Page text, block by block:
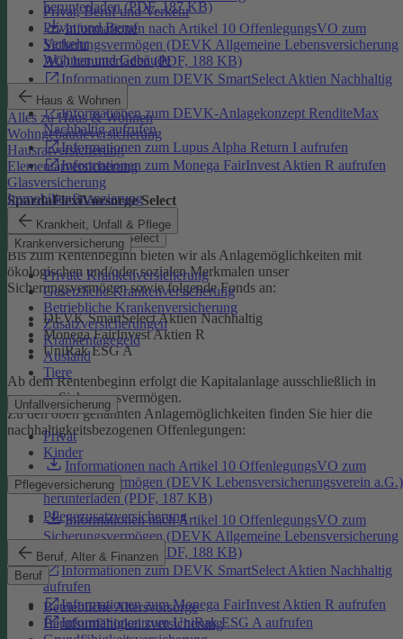
Privat, Beruf und Verkehr
Privat und Beruf
Verkehr
Wohnen und Gebäude
Haus & Wohnen
Alles zu Haus & Wohnen
Wohngebäudeversicherung
Hausratversicherung
Elementarversicherung
Glasversicherung
Immobilienfinanzierung
Krankheit, Unfall & Pflege
Krankenversicherung
Private Krankenversicherung
Gesetzliche Krankenversicherung
Betriebliche Krankenversicherung
Zusatzversicherungen
Krankentagegeld
Ausland
Tiere
Unfallversicherung
Privat
Kinder
Pflegeversicherung
Pflegezusatzversicherung
Beruf, Alter & Finanzen
Beruf
Betriebliche Altersvorsorge
Berufsunfähigkeitsversicherung
herunterladen (PDF, 187 KB)
Informationen nach Artikel 10 OffenlegungsVO zum
Sicherungsvermögen (DEVK Allgemeine Lebensversicherung
AG) herunterladen (PDF, 188 KB)
Informationen zum DEVK SmartSelect Aktien Nachhaltig
aufrufen
Informationen zum DEVK-Anlagekonzept RenditeMax
Nachhaltig aufrufen
Informationen zum Lupus Alpha Return I aufrufen
Informationen zum Monega FairInvest Aktien R aufrufen
SpardaFlexiVorsorge Select
SpardaFlexiVorsorge Select
Bis zum Rentenbeginn bieten wir als Anlagemöglichkeiten mit
ökologischen und/oder sozialen Merkmalen unser
Sicherungsvermögen sowie folgende Fonds an:
DEVK SmartSelect Aktien Nachhaltig
Monega FairInvest Aktien R
UniRak ESG A
Ab dem Rentenbeginn erfolgt die Kapitalanlage ausschließlich in
unserem Sicherungsvermögen.
Zu den oben genannten Anlagemöglichkeiten finden Sie hier die
nachhaltigkeitsbezogenen Offenlegungen:
Informationen nach Artikel 10 OffenlegungsVO zum
Sicherungsvermögen (DEVK Lebensversicherungsverein a.G.)
herunterladen (PDF, 187 KB)
Informationen nach Artikel 10 OffenlegungsVO zum
Sicherungsvermögen (DEVK Allgemeine Lebensversicherung
AG) herunterladen (PDF, 188 KB)
Informationen zum DEVK SmartSelect Aktien Nachhaltig
aufrufen
Informationen zum Monega FairInvest Aktien R aufrufen
Informationen zum UniRak ESG A aufrufen